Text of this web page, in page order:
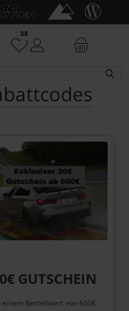
38
GUTSCHEIN
einem Bestellwert von 600€